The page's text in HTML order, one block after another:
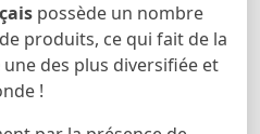
possède un nombre
produits, ce qui fait de la
une des plus diversifiée et
!